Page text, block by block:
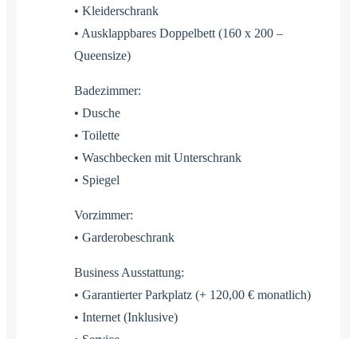
• Kleiderschrank
• Ausklappbares Doppelbett (160 x 200 –
Queensize)
Badezimmer:
• Dusche
• Toilette
• Waschbecken mit Unterschrank
• Spiegel
Vorzimmer:
• Garderobeschrank
Business Ausstattung:
• Garantierter Parkplatz (+ 120,00 € monatlich)
• Internet (Inklusive)